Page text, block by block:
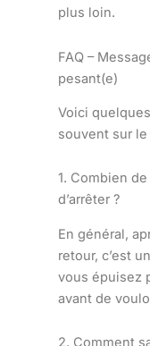
plus loin.
FAQ –
pesant(e)
Voici
souvent sur
1. Combien
d’arrêter ?
En général,
retour, c’est
vous épuisez
avant de
2. Comment